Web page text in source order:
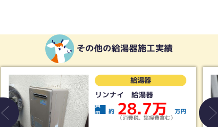
その他の給湯器施工実績
給湯器
給湯器取替工事 エコジョ
ーズ 東邦ガス
費用 約 31.6